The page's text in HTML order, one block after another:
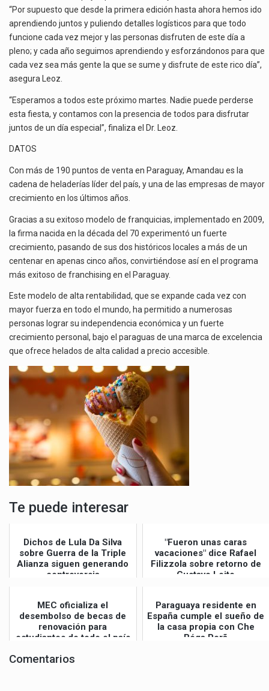
“Por supuesto que desde la primera edición hasta ahora hemos ido
aprendiendo juntos y puliendo detalles logísticos para que todo
funcione cada vez mejor y las personas disfruten de este día a
pleno; y cada año seguimos aprendiendo y esforzándonos para que
cada vez sea más gente la que se sume y disfrute de este rico día”,
asegura Leoz.
“Esperamos a todos este próximo martes. Nadie puede perderse
esta fiesta, y contamos con la presencia de todos para disfrutar
juntos de un día especial”, finaliza el Dr. Leoz.
DATOS
Con más de 190 puntos de venta en Paraguay, Amandau es la
cadena de heladerías líder del país, y una de las empresas de mayor
crecimiento en los últimos años.
Gracias a su exitoso modelo de franquicias, implementado en 2009,
la firma nacida en la década del 70 experimentó un fuerte
crecimiento, pasando de sus dos históricos locales a más de un
centenar en apenas cinco años, convirtiéndose así en el programa
más exitoso de franchising en el Paraguay.
Este modelo de alta rentabilidad, que se expande cada vez con
mayor fuerza en todo el mundo, ha permitido a numerosas
personas lograr su independencia económica y un fuerte
crecimiento personal, bajo el paraguas de una marca de excelencia
que ofrece helados de alta calidad a precio accesible.
Te puede interesar
Dichos de Lula Da Silva
sobre Guerra de la Triple
Alianza siguen generando
controversia
"Fueron unas caras
vacaciones" dice Rafael
Filizzola sobre retorno de
Gustavo Leite
MEC oficializa el
desembolso de becas de
renovación para
estudiantes de todo el país
Paraguaya residente en
España cumple el sueño de
la casa propia con Che
Róga Porã
Comentarios